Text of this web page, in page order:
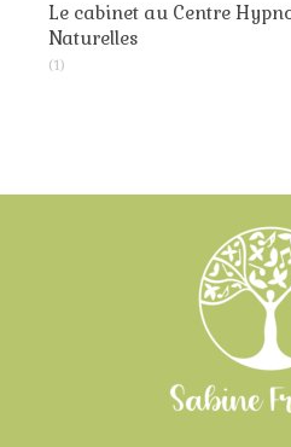
Le cabinet au Centre
Naturelles
(1)